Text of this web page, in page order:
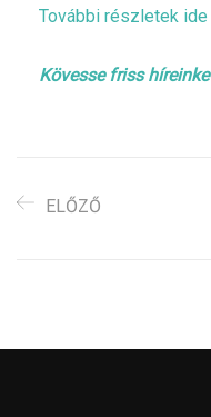
További részletek
Kövesse friss
ELŐZŐ